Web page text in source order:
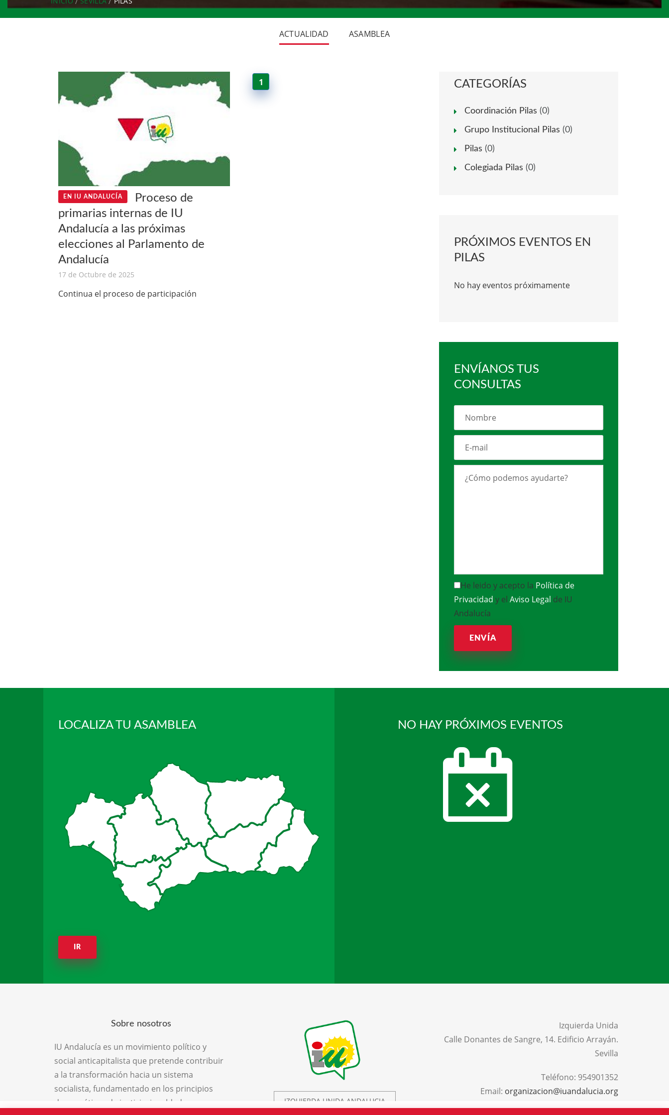
ACTUALIDAD ASAMBLEA
EN IU ANDALUCÍA
Proceso de
primarias internas de IU
Andalucía a las próximas
elecciones al Parlamento de
Andalucía
17 de Octubre de 2025
Continua el proceso de participación
1 CATEGORÍAS
Coordinación Pilas (0)
Grupo Institucional Pilas (0)
Pilas (0)
Colegiada Pilas (0)
PRÓXIMOS EVENTOS EN
PILAS
No hay eventos próximamente
ENVÍANOS TUS
CONSULTAS
He leido y acepto la Política de
Privacidad y el Aviso Legal de IU
Andalucía
ENVÍA
LOCALIZA TU ASAMBLEA
IR
NO HAY PRÓXIMOS EVENTOS
Sobre nosotros
IU Andalucía es un movimiento político y
social anticapitalista que pretende contribuir
a la transformación hacia un sistema
socialista, fundamentado en los principios
democráticos de justicia, igualdad,
IZQUIERDA UNIDA ANDALUCIA
Izquierda Unida
Calle Donantes de Sangre, 14. Edificio Arrayán.
Sevilla
Teléfono: 954901352
Email: organizacion@iuandalucia.org